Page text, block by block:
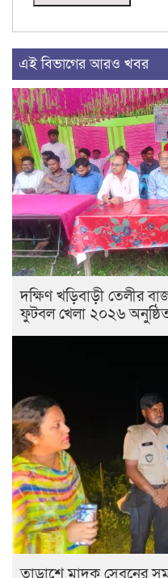
এই বিভাগের আরও খবর
দক্ষিণ খড়িবাড়ী তেলীর
ফুটবল খেলা ২০২৬